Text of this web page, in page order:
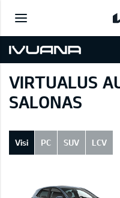
VIRTUALUS
SALONAS
Visi PC SUV LCV